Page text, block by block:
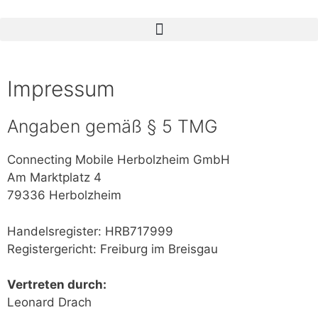
Impressum
Angaben gemäß § 5 TMG
Connecting Mobile Herbolzheim GmbH
Am Marktplatz 4
79336 Herbolzheim
Handelsregister: HRB717999
Registergericht: Freiburg im Breisgau
Vertreten durch:
Leonard Drach